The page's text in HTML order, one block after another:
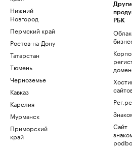
Нижний
Новгород
Пермский край
Ростов-на-Дону
Татарстан
Тюмень
Черноземье
Кавказ
Карелия
Мурманск
Приморский
край
РБК
Сайт